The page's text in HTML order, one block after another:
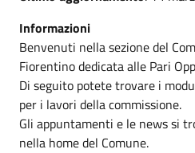
Informazioni
Benvenuti nella sezione del
Fiorentino dedicata alle Pari
Di seguito potete trovare i
per i lavori della commissione.
Gli appuntamenti e le news si
nella home del Comune.